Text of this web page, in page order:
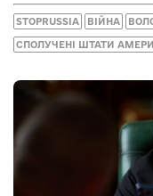
STOPRUSSIA ВІЙНА
СПОЛУЧЕНІ ШТАТИ